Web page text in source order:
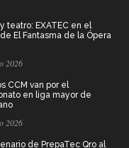
teatro: EXATEC en el
El Fantasma de la Ópera
2026
CCM van por el
en liga mayor de
2026
de PrepaTec Qro al